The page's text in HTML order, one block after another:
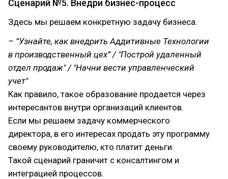
Сценарий №5. Внедри бизнес-процесс
Здесь мы решаем конкретную задачу бизнеса.
– ”Узнайте, как внедрить Аддитивные Технологии
в производственный цех” / "Построй удаленный
отдел продаж" / "Начни вести управленческий
учет"
Как правило, такое образование продается через
интересантов внутри организаций клиентов.
Если мы решаем задачу коммерческого
директора, в его интересах продать эту программу
своему руководителю, кто платит деньги.
Такой сценарий граничит с консалтингом и
интеграцией процессов.